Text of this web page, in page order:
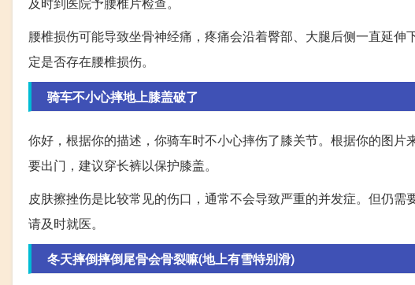
腰椎损伤可能导致坐骨神经痛，疼痛会沿着臀部、大腿后侧一直延
定是否存在腰椎损伤。
骑车不小心摔地上膝盖破了
你好，根据你的描述，你骑车时不小心摔伤了膝关节。根据你的图
要出门，建议穿长裤以保护膝盖。
皮肤擦挫伤是比较常见的伤口，通常不会导致严重的并发症。但仍
请及时就医。
冬天摔倒摔倒尾骨会骨裂嘛(地上有雪特别滑)